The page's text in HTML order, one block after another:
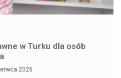
w Turku dla osób
2026